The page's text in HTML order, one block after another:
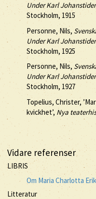
Under Karl
Stockholm, 1915
Personne, Nils,
Under Karl
Stockholm, 1925
Personne, Nils,
Under Karl
Stockholm, 1927
Topelius, Christer,
kvickhet’, Nya
Vidare referenser
LIBRIS
Om Maria Charlotta
Litteratur